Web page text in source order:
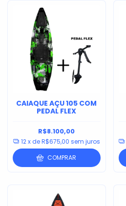
CAIAQUE AÇU 105 COM
PEDAL FLEX
R$8.100,00
12x deR$675,00 sem juros
COMPRAR